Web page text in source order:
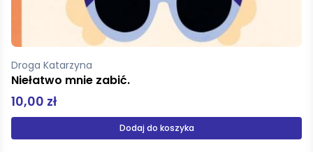
Augustyn Protas Anna
Beata Tyszkiewicz Portret damy tw
49,90 zł
Produkt niedostępny